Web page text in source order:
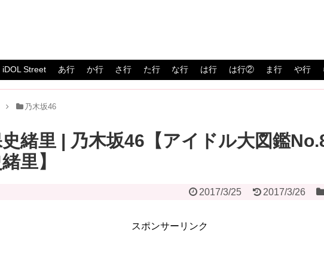
iDOL Street あ行 か行 さ行 た行 な行 は行 は行② ま行 や行
乃木坂46
緒里 | 乃木坂46【アイドル大図鑑
里】
2017/3/25 2017/3/26
スポンサーリンク